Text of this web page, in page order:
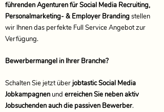
führenden Agenturen für Social Media Recruiting,
Personalmarketing- & Employer Brandingstellen
wir Ihnen das perfekte Full Service Angebot zur
Verfügung.
Bewerbermangel in Ihrer Branche?
Schalten Sie jetzt überjobtastic Social Media
Jobkampagnen und erreichen Sie neben aktiv
Jobsuchenden auch die passiven Bewerber.